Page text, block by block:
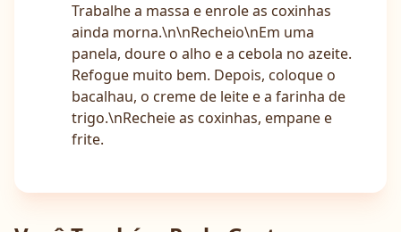
Trabalhe a massa e enrole as coxinhas
ainda morna.\n\nRecheio\nEm uma
panela, doure o alho e a cebola no azeite.
Refogue muito bem. Depois, coloque o
bacalhau, o creme de leite e a farinha de
trigo.\nRecheie as coxinhas, empane e
frite.